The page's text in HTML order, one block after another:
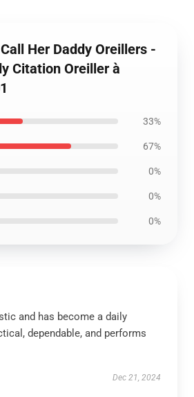
Her Daddy Oreillers -
Citation Oreiller à
33%
67%
0%
0%
0%
and has become a daily
dependable, and performs
Dec 21, 2024